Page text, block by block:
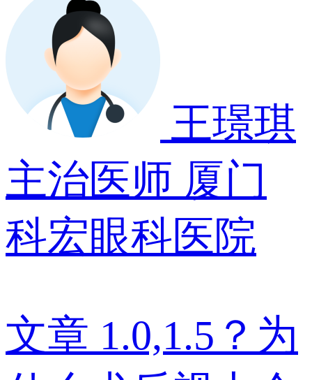
王璟琪
主治医师 厦门
科宏眼科医院
文章 1.0,1.5？为